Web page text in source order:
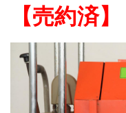
【売約済】